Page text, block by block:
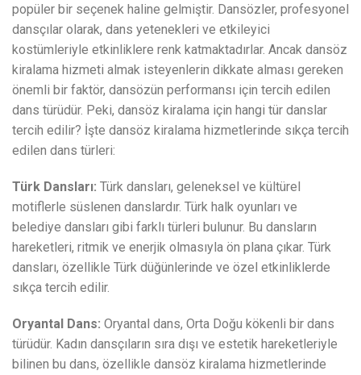
popüler bir seçenek haline gelmiştir. Dansözler, profesyonel
dansçılar olarak, dans yetenekleri ve etkileyici
kostümleriyle etkinliklere renk katmaktadırlar. Ancak dansöz
kiralama hizmeti almak isteyenlerin dikkate alması gereken
önemli bir faktör, dansözün performansı için tercih edilen
dans türüdür. Peki, dansöz kiralama için hangi tür danslar
tercih edilir? İşte dansöz kiralama hizmetlerinde sıkça tercih
edilen dans türleri:
Türk Dansları: Türk dansları, geleneksel ve kültürel
motiflerle süslenen danslardır. Türk halk oyunları ve
belediye dansları gibi farklı türleri bulunur. Bu dansların
hareketleri, ritmik ve enerjik olmasıyla ön plana çıkar. Türk
dansları, özellikle Türk düğünlerinde ve özel etkinliklerde
sıkça tercih edilir.
Oryantal Dans: Oryantal dans, Orta Doğu kökenli bir dans
türüdür. Kadın dansçıların sıra dışı ve estetik hareketleriyle
bilinen bu dans, özellikle dansöz kiralama hizmetlerinde